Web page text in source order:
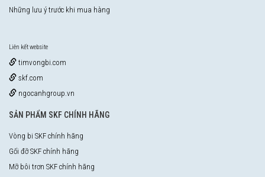
Những lưu ý trước khi mua hàng
Liên kết website
timvongbi.com
skf.com
ngocanhgroup.vn
SẢN PHẨM SKF CHÍNH HÃNG
Vòng bi SKF chính hãng
Gối đỡ SKF chính hãng
Mỡ bôi trơn SKF chính hãng